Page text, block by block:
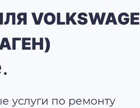
услуги по ремонту